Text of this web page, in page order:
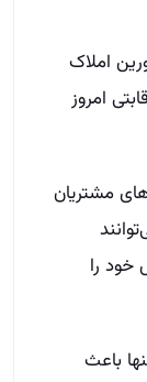
املاک
امروز
مشتریان
خود را
باعث